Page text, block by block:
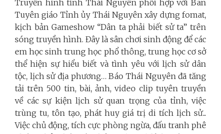
Truyền hình tỉnh Thái Nguyên phối hợp với Ban
Tuyên giáo Tỉnh ủy Thái Nguyên xây dựng fomat,
kịch bản Gameshow “Dân ta phải biết sử ta” trên
sóng truyền hình. Đây là sân chơi sinh động để các
em học sinh trung học phổ thông, trung học cơ sở
thể hiện sự hiểu biết và tình yêu với lịch sử dân
tộc, lịch sử địa phương… Báo Thái Nguyên đã tăng
tải trên 500 tin, bài, ảnh, video clip tuyên truyền
về các sự kiện lịch sử quan trọng của tỉnh, việc
trùng tu, tôn tạo, phát huy giá trị di tích lịch sử...
Việc chủ động, tích cực phòng ngừa, đấu tranh phê